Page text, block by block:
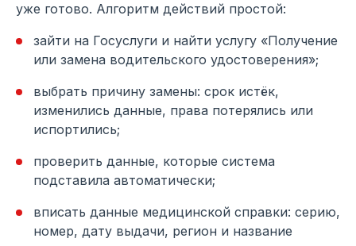
уже готово. Алгоритм действий простой:
зайти на Госуслуги и найти услугу «Получение
или замена водительского удостоверения»;
выбрать причину замены: срок истёк,
изменились данные, права потерялись или
испортились;
проверить данные, которые система
подставила автоматически;
вписать данные медицинской справки: серию,
номер, дату выдачи, регион и название